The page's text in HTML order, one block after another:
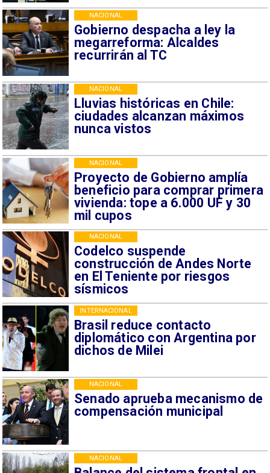
Gobierno despacha a ley la
megarreforma: Alcaldes
recurrirán al TC
NACIONAL
Lluvias históricas en Chile:
ciudades alcanzan máximos
nunca vistos
NACIONAL
Proyecto de Gobierno amplía
beneficio para comprar primera
vivienda: tope a 6.000 UF y 30
mil cupos
NACIONAL
Codelco suspende
construcción de Andes Norte
en El Teniente por riesgos
sísmicos
NACIONAL
Brasil reduce contacto
diplomático con Argentina por
dichos de Milei
INTERNACIONAL
Senado aprueba mecanismo de
compensación municipal
NACIONAL
NACIONAL